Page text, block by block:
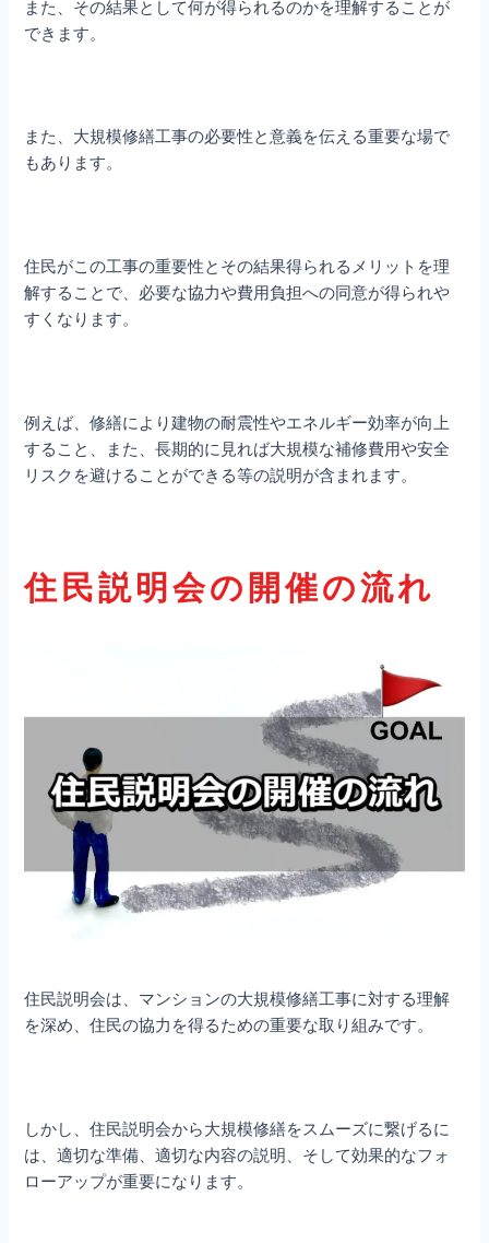
また、その結果として何が得られるのかを理解することが
できます。
また、大規模修繕工事の必要性と意義を伝える重要な場で
もあります。
住民がこの工事の重要性とその結果得られるメリットを理
解することで、必要な協力や費用負担への同意が得られや
すくなります。
例えば、修繕により建物の耐震性やエネルギー効率が向上
すること、また、長期的に見れば大規模な補修費用や安全
リスクを避けることができる等の説明が含まれます。
住民説明会の開催の流れ
住民説明会は、マンションの大規模修繕工事に対する理解
を深め、住民の協力を得るための重要な取り組みです。
しかし、住民説明会から大規模修繕をスムーズに繋げるに
は、適切な準備、適切な内容の説明、そして効果的なフォ
ローアップが重要になります。